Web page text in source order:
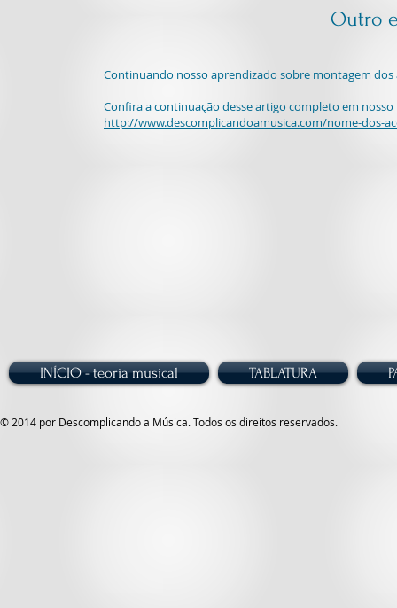
Outro
Continuando nosso aprendizado sobre montagem dos
Confira a continuação desse artigo completo em
http://www.descomplicandoamusica.com/nome-dos-
INÍCIO - teoria musical TABLATURA
© 2014 por Descomplicando a Música. Todos os direitos reservados.